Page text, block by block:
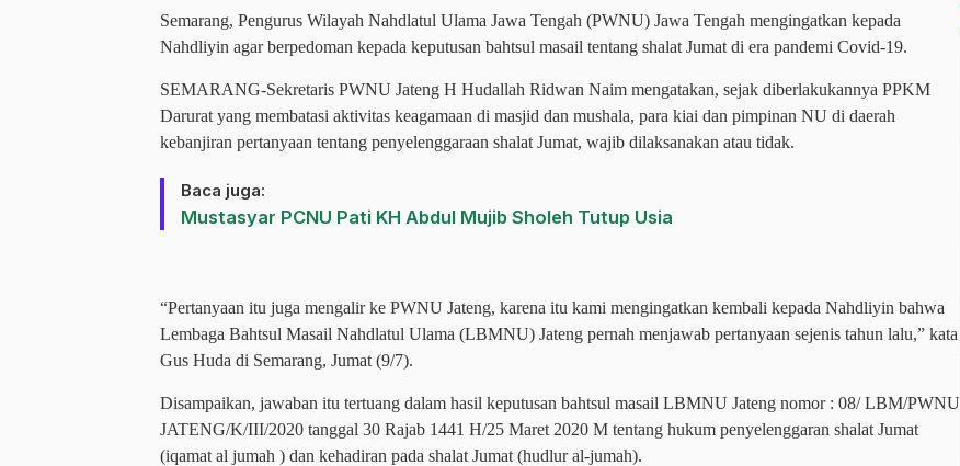
Semarang, Pengurus Wilayah Nahdlatul Ulama Jawa Tengah (PWNU) Jawa Tengah mengingatkan kepada
Nahdliyin agar berpedoman kepada keputusan bahtsul masail tentang shalat Jumat di era pandemi Covid-19.
SEMARANG-Sekretaris PWNU Jateng H Hudallah Ridwan Naim mengatakan, sejak diberlakukannya PPKM
Darurat yang membatasi aktivitas keagamaan di masjid dan mushala, para kiai dan pimpinan NU di daerah
kebanjiran pertanyaan tentang penyelenggaraan shalat Jumat, wajib dilaksanakan atau tidak.
Baca juga:
Mustasyar PCNU Pati KH Abdul Mujib Sholeh Tutup Usia
“Pertanyaan itu juga mengalir ke PWNU Jateng, karena itu kami mengingatkan kembali kepada Nahdliyin bahwa
Lembaga Bahtsul Masail Nahdlatul Ulama (LBMNU) Jateng pernah menjawab pertanyaan sejenis tahun lalu,” kata
Gus Huda di Semarang, Jumat (9/7).
Disampaikan, jawaban itu tertuang dalam hasil keputusan bahtsul masail LBMNU Jateng nomor : 08/ LBM/PWNU
JATENG/K/III/2020 tanggal 30 Rajab 1441 H/25 Maret 2020 M tentang hukum penyelenggaran shalat Jumat
(iqamat al jumah ) dan kehadiran pada shalat Jumat (hudlur al-jumah).